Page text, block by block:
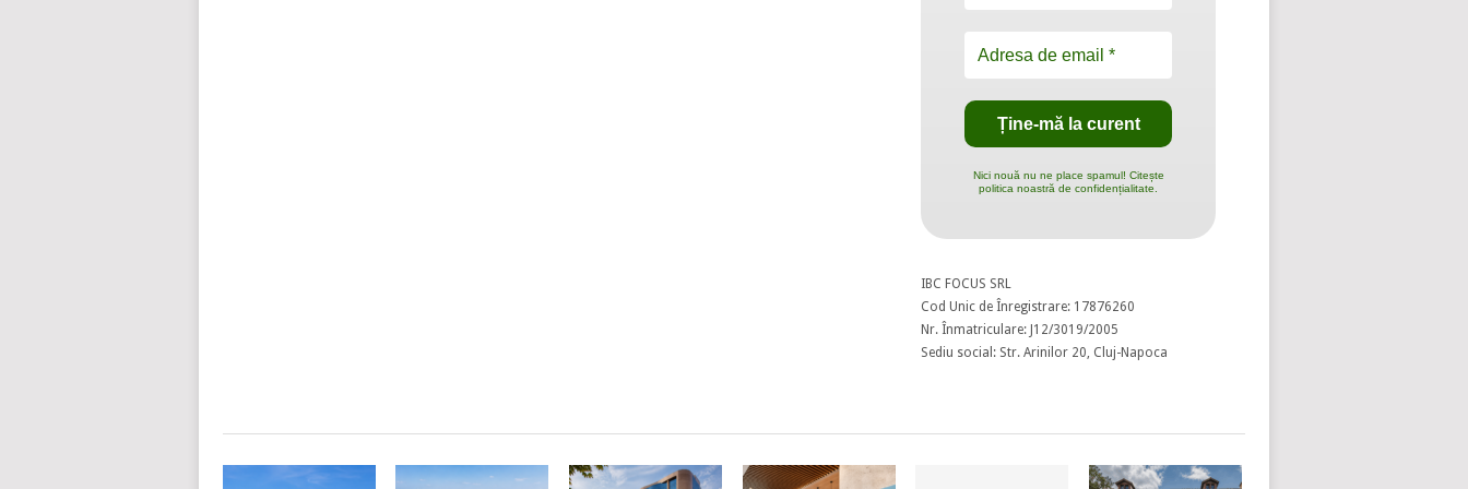
Nici nouă nu ne place spamul! Citește
politica noastră de confidențialitate.
IBC FOCUS SRL
Cod Unic de Înregistrare: 17876260
Nr. Înmatriculare: J12/3019/2005
Sediu social: Str. Arinilor 20, Cluj-Napoca